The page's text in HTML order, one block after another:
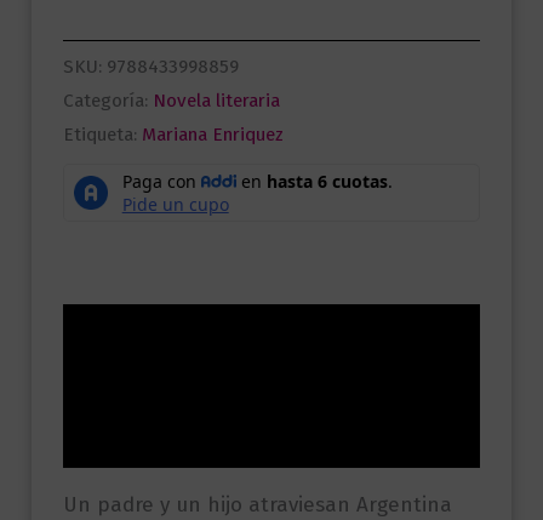
SKU: 9788433998859
Categoría: Novela literaria
Etiqueta: Mariana Enriquez
Un padre y un hijo atraviesan Argentina